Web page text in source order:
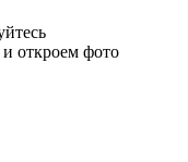
откроем фото